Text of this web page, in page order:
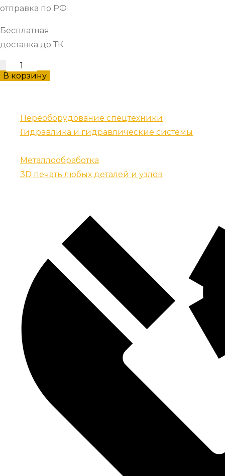
отправка по РФ
Бесплатная
доставка до ТК
RM1601
резец
В корзину
Переоборудование спецтехники
Гидравлика и гидравлические системы
Металлообработка
3D печать любых деталей и узлов